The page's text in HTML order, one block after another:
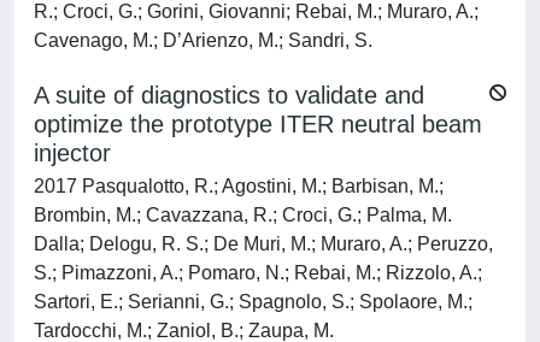
R.; Croci, G.; Gorini, Giovanni; Rebai, M.; Muraro, A.;
Cavenago, M.; D’Arienzo, M.; Sandri, S.
A suite of diagnostics to validate and
optimize the prototype ITER neutral beam
injector
2017 Pasqualotto, R.; Agostini, M.; Barbisan, M.;
Brombin, M.; Cavazzana, R.; Croci, G.; Palma, M.
Dalla; Delogu, R. S.; De Muri, M.; Muraro, A.; Peruzzo,
S.; Pimazzoni, A.; Pomaro, N.; Rebai, M.; Rizzolo, A.;
Sartori, E.; Serianni, G.; Spagnolo, S.; Spolaore, M.;
Tardocchi, M.; Zaniol, B.; Zaupa, M.